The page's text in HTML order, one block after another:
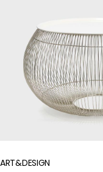
온라인
ART&DESIGN